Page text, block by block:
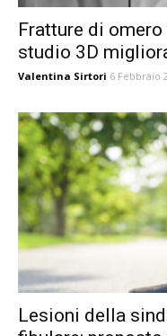
Fratture di
studio 3D
Valentina Sirtori 6 Febbraio
Lesioni della